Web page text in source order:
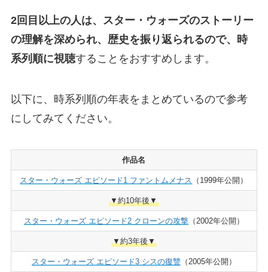
2回目以上の人は、スター・ウォーズのストーリー
の理解を深められ、歴史を振り返られるので、時
系列順に視聴することをおすすめします。
以下に、時系列順の年表をまとめているので参考
にしてみてください。
作品名
スター・ウォーズ エピソード1 ファントムメナス （1999年公開）
▼約10年後▼
スター・ウォーズ エピソード2 クローンの攻撃（2002年公開）
▼約3年後▼
スター・ウォーズ エピソード3 シスの復讐（2005年公開）